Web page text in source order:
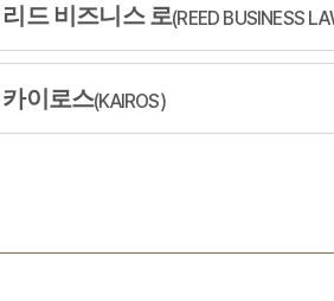
소식/자료
공지사항
리드 비즈니스 로(REED BUSINESS
카이로스(KAIROS)